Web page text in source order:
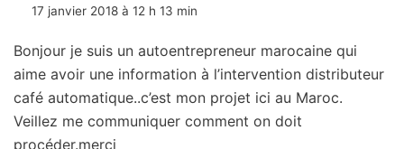
17 janvier 2018 à 12 h 13 min
Bonjour je suis un autoentrepreneur marocaine qui
aime avoir une information à l’intervention distributeur
café automatique..c’est mon projet ici au Maroc.
Veillez me communiquer comment on doit
procéder.merci